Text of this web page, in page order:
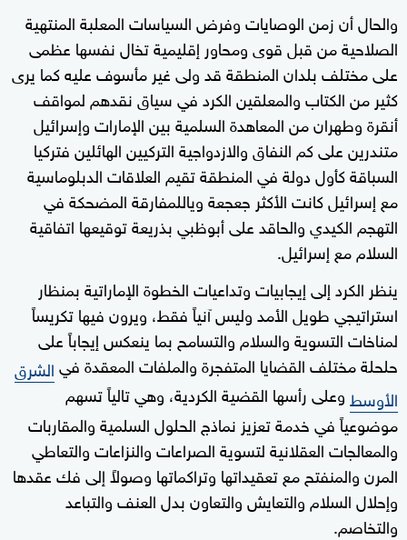
والحال أن زمن الوصايات وفرض السياسات المعلبة المنتهية
الصلاحية من قبل قوى ومحاور إقليمية تخال نفسها عظمى
على مختلف بلدان المنطقة قد ولى غير مأسوف عليه كما يرى
كثير من الكتاب والمعلقين الكرد في سياق نقدهم لمواقف
أنقرة وطهران من المعاهدة السلمية بين الإمارات وإسرائيل
متندرين على كم النفاق والازدواجية التركيين الهائلين فتركيا
السباقة كأول دولة في المنطقة تقيم العلاقات الدبلوماسية
مع إسرائيل كانت الأكثر جعجعة وياللمفارقة المضحكة في
التهجم الكيدي والحاقد على أبوظبي بذريعة توقيعها اتفاقية
السلام مع إسرائيل.
ينظر الكرد إلى إيجابيات وتداعيات الخطوة الإماراتية بمنظار
استراتيجي طويل الأمد وليس آنياً فقط، ويرون فيها تكريساً
لمناخات التسوية والسلام والتسامح بما ينعكس إيجاباً على
حلحلة مختلف القضايا المتفجرة والملفات المعقدة فيالشرق
الأوسطوعلى رأسها القضية الكردية، وهي تالياً تسهم
موضوعياً في خدمة تعزيز نماذج الحلول السلمية والمقاربات
والمعالجات العقلانية لتسوية الصراعات والنزاعات والتعاطي
المرن والمنفتح مع تعقيداتها وتراكماتها وصولاً إلى فك عقدها
وإحلال السلام والتعايش والتعاون بدل العنف والتباعد
والتخاصم.